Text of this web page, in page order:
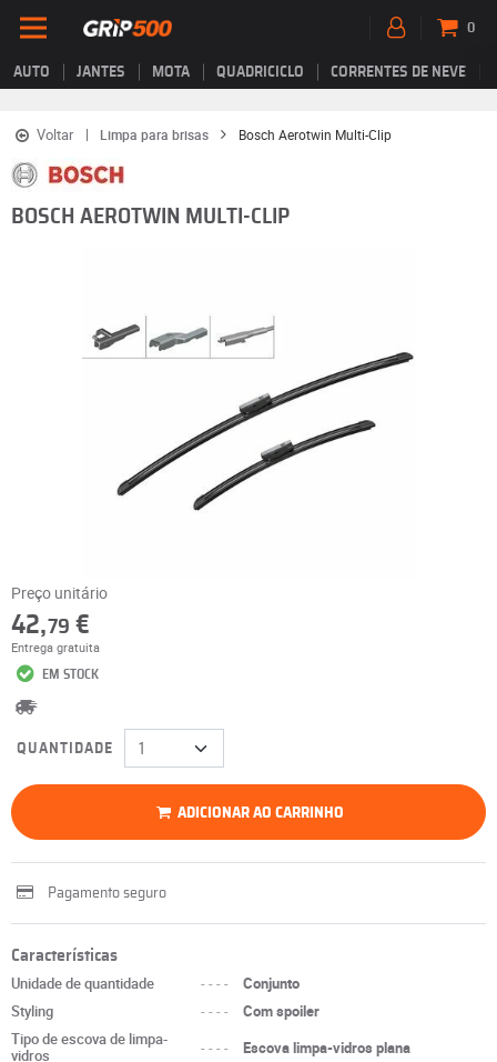
AUTO JANTES MOTA QUADRICICLO CORRENTES DE NEVE
0
Voltar Limpa para brisas Bosch Aerotwin Multi-Clip
BOSCH AEROTWIN MULTI-CLIP
Preço unitário
42,79 €
Entrega gratuita
EM STOCK
QUANTIDADE
ADICIONAR AO CARRINHO
Pagamento seguro
Características
Unidade de quantidade ----
Conjunto
Styling
----
Com spoiler
Tipo de escova de limpa-
vidros
----
Escova limpa-vidros plana